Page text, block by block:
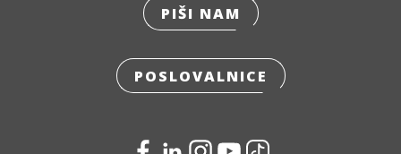
PIŠI NAM
POSLOVALNICE